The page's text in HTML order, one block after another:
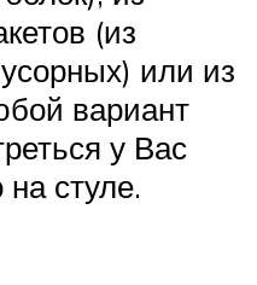
(из
или из
вариант
у Вас
стуле.